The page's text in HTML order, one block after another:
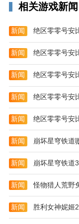
--个性养成，突破
平稳成长体系，个
长从不孤单，给
--极致冒险，深渊
继承经典极致格斗
冒险比拼实力也是
--爽快连击，唯快
多元职业力量体系
你的连击秘技，
--公平竞技，格斗
最为公平的成长
pve，均在公平的
相关游戏新闻
新闻 绝区零零号安
新闻 绝区零零号安
新闻 绝区零零号安
新闻 绝区零零号安
新闻 绝区零零号安
新闻 崩坏星穹铁道
新闻 崩坏星穹铁道
新闻 怪物猎人荒野
新闻 胜利女神妮姬